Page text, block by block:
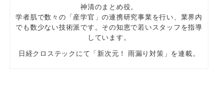
神清のまとめ役。
学者肌で数々の「産学官」の連携研究事業を行い、業界内
でも数少ない技術派です。その知恵で若いスタッフを指導
しています。
日経クロステックにて「新次元！ 雨漏り対策」を連載。